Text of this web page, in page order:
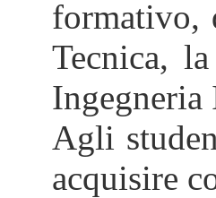
formativo,
Tecnica,
Ingegneria
Agli
acquisire